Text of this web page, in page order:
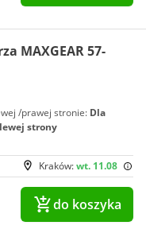
MAXGEAR 57-
/prawej stronie: Dla
strony
Kraków:wt. 11.08
do koszyka